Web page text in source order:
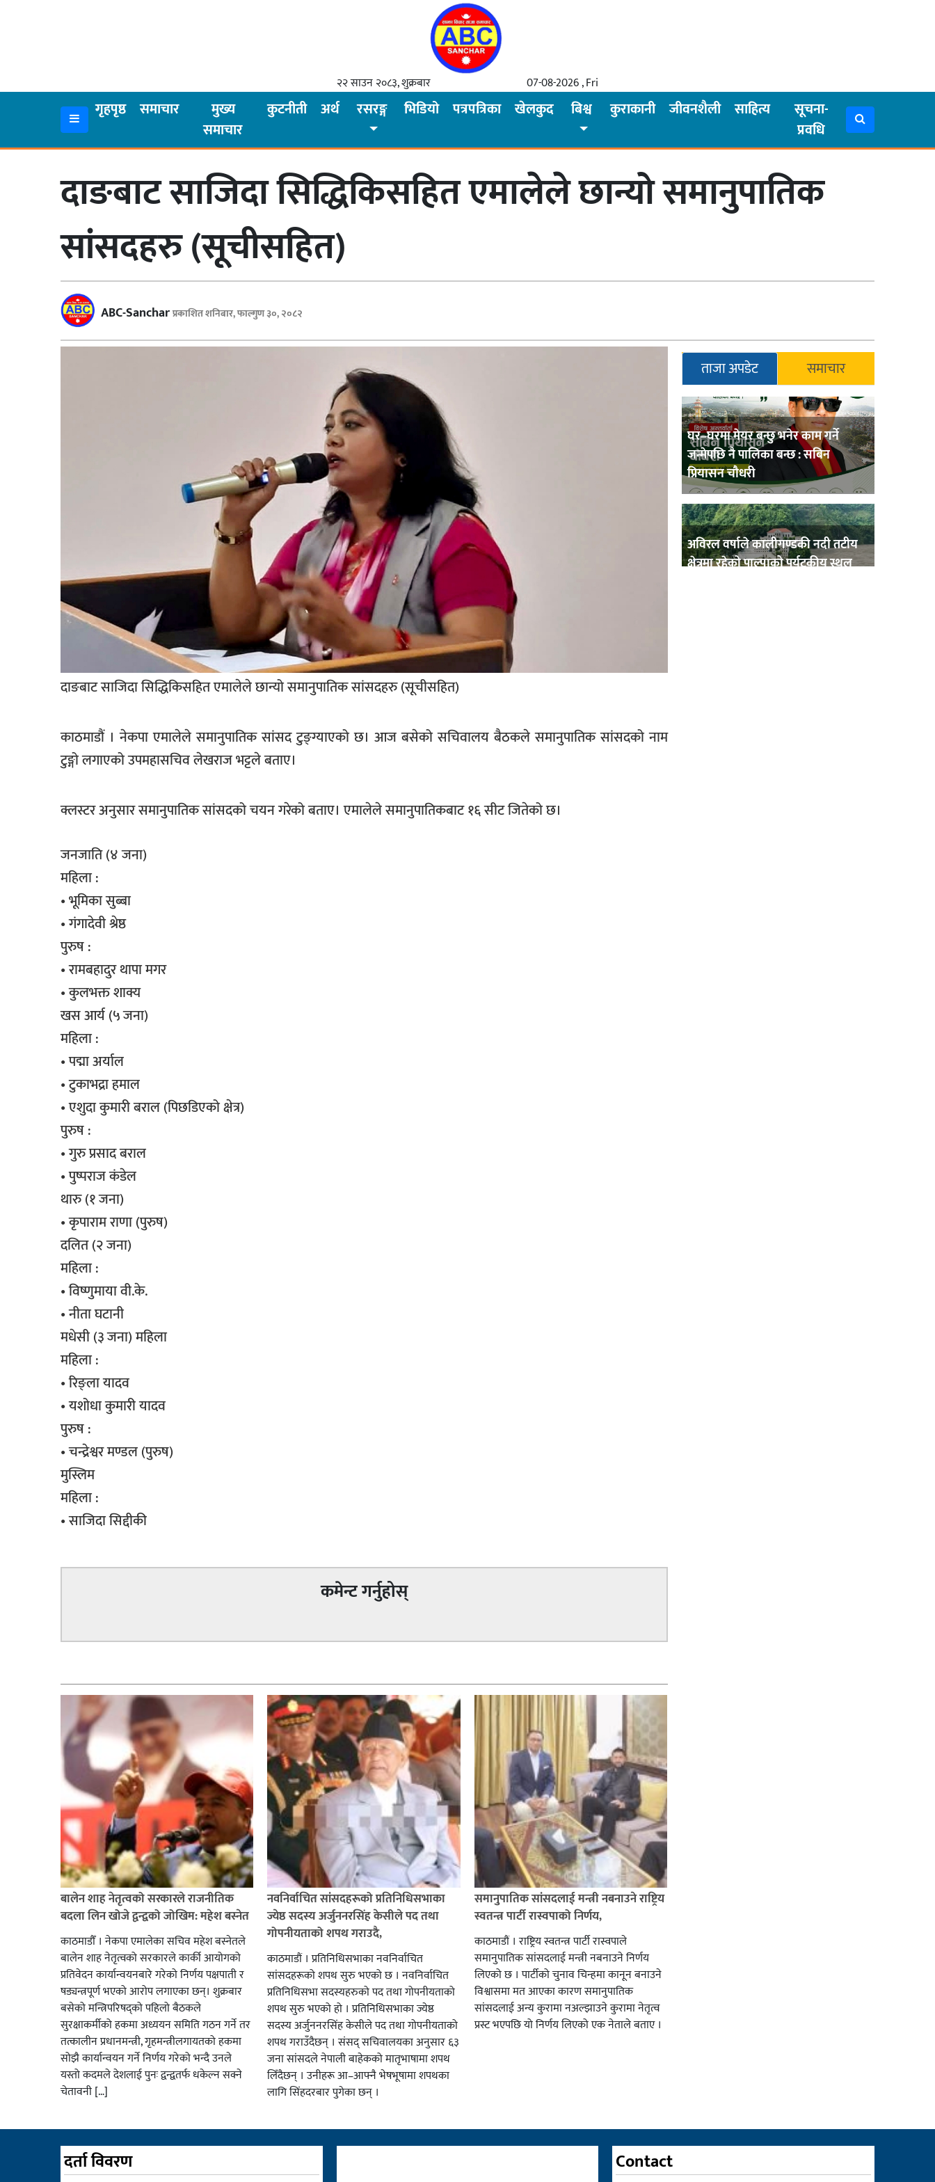
२२ साउन २०८३, शुक्रबार 07-08-2026 , Fri
गृहपृष्ठ समाचार
मुख्य
समाचार
कुटनीती अर्थ रसरङ्ग भिडियो पत्रपत्रिका खेलकुद बिश्व कुराकानी जीवनशैली साहित्य
सूचना-
प्रवधि
समाचार
जीवनशैली
दाङबाट साजिदा सिद्धिकिसहित एमालेले छान्यो समानुपातिक
सांसदहरु (सूचीसहित)
ABC-Sancharप्रकाशित शनिबार, फाल्गुण ३०, २०८२
दाङबाट साजिदा सिद्धिकिसहित एमालेले छान्यो समानुपातिक सांसदहरु (सूचीसहित)
काठमाडौं । नेकपा एमालेले समानुपातिक सांसद टुङ्ग्याएको छ। आज बसेको सचिवालय बैठकले समानुपातिक सांसदको नाम
टुङ्गो लगाएको उपमहासचिव लेखराज भट्टले बताए।
क्लस्टर अनुसार समानुपातिक सांसदको चयन गरेको बताए। एमालेले समानुपातिकबाट १६ सीट जितेको छ।
जनजाति (४ जना)
महिला :
• भूमिका सुब्बा
• गंगादेवी श्रेष्ठ
पुरुष :
• रामबहादुर थापा मगर
• कुलभक्त शाक्य
खस आर्य (५ जना)
महिला :
• पद्मा अर्याल
• टुकाभद्रा हमाल
• एशुदा कुमारी बराल (पिछडिएको क्षेत्र)
पुरुष :
• गुरु प्रसाद बराल
• पुष्पराज कंडेल
थारु (१ जना)
• कृपाराम राणा (पुरुष)
दलित (२ जना)
महिला :
• विष्णुमाया वी.के.
• नीता घटानी
मधेसी (३ जना) महिला
महिला :
• रिङ्ला यादव
• यशोधा कुमारी यादव
पुरुष :
• चन्द्रेश्वर मण्डल (पुरुष)
मुस्लिम
महिला :
• साजिदा सिद्दीकी
ताजा अपडेट समाचार
घर–घरमा मेयर बन्छु भनेर काम गर्ने
जन्मेपछि नै पालिका बन्छ : सबिन
प्रियासन चौधरी
अविरल वर्षाले कालीगण्डकी नदी तटीय
क्षेत्रमा रहेको पाल्पाको पर्यटकीय स्थल
कमेन्ट गर्नुहोस्
बालेन शाह नेतृत्वको सरकारले राजनीतिक
बदला लिन खोजे द्वन्द्वको जोखिम: महेश बस्नेत
काठमाडौँ । नेकपा एमालेका सचिव महेश बस्नेतले
बालेन शाह नेतृत्वको सरकारले कार्की आयोगको
प्रतिवेदन कार्यान्वयनबारे गरेको निर्णय पक्षपाती र
षड्यन्त्रपूर्ण भएको आरोप लगाएका छन्। शुक्रबार
बसेको मन्त्रिपरिषद्को पहिलो बैठकले
सुरक्षाकर्मीको हकमा अध्ययन समिति गठन गर्ने तर
तत्कालीन प्रधानमन्त्री, गृहमन्त्रीलगायतको हकमा
सोझै कार्यान्वयन गर्ने निर्णय गरेको भन्दै उनले
यस्तो कदमले देशलाई पुनः द्वन्द्वतर्फ धकेल्न सक्ने
चेतावनी […]
नवनिर्वाचित सांसदहरूको प्रतिनिधिसभाका
ज्येष्ठ सदस्य अर्जुननरसिंह केसीले पद तथा
गोपनीयताको शपथ गराउदै,
काठमाडौं । प्रतिनिधिसभाका नवनिर्वाचित
सांसदहरूको शपथ सुरु भएको छ । नवनिर्वाचित
प्रतिनिधिसभा सदस्यहरुको पद तथा गोपनीयताको
शपथ सुरु भएको हो । प्रतिनिधिसभाका ज्येष्ठ
सदस्य अर्जुननरसिंह केसीले पद तथा गोपनीयताको
शपथ गराउँदैछन् । संसद् सचिवालयका अनुसार ६३
जना सांसदले नेपाली बाहेकको मातृभाषामा शपथ
लिँदैछन् । उनीहरू आ–आफ्नै भेषभूषामा शपथका
लागि सिंहदरबार पुगेका छन् ।
समानुपातिक सांसदलाई मन्त्री नबनाउने राष्ट्रिय
स्वतन्त्र पार्टी रास्वपाको निर्णय,
काठमाडौं । राष्ट्रिय स्वतन्त्र पार्टी रास्वपाले
समानुपातिक सांसदलाई मन्त्री नबनाउने निर्णय
लिएको छ । पार्टीको चुनाव चिन्हमा कानून बनाउने
विश्वासमा मत आएका कारण समानुपातिक
सांसदलाई अन्य कुरामा नअल्झाउने कुरामा नेतृत्व
प्रस्ट भएपछि यो निर्णय लिएको एक नेताले बताए ।
दर्ता विवरण Contact